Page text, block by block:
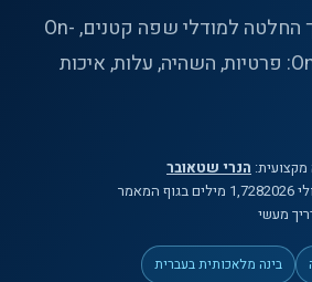
סקירה מדעית ומדריך החלטה למודלי שפה קטנים, On-
Device ו-On-Premise: פרטיות, השהיה, עלות, איכות
מקצועית: הנרי שטאובר
1,728 מיליםבגוף המאמר
מעשי
בינה מלאכותית בעברית